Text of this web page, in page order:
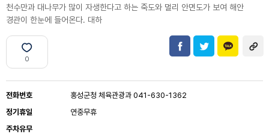
천수만과 대나무가 많이 자생한다고 하는 죽도와 멀리 안면도가 보여 해안
경관이 한눈에 들어온다. 대하
0
전화번호
홍성군청 체육관광과 041-630-1362
정기휴일
연중무휴
주차유무